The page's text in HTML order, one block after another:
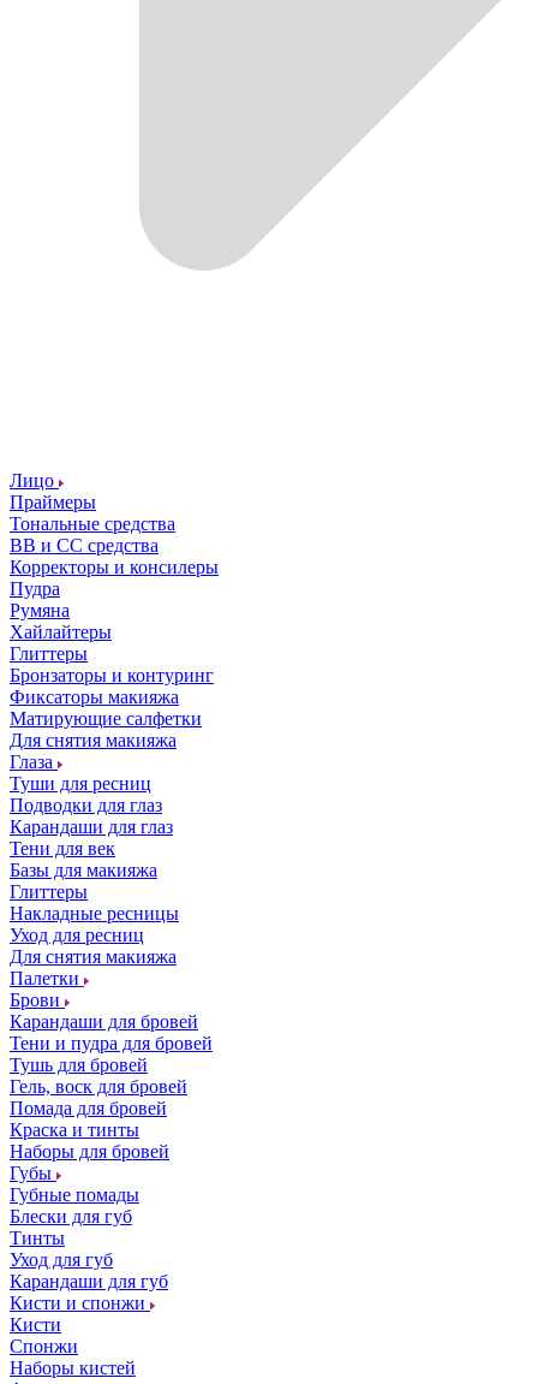
Лицо
Праймеры
Тональные средства
ВВ и СС средства
Корректоры и консилеры
Пудра
Румяна
Хайлайтеры
Глиттеры
Бронзаторы и контуринг
Фиксаторы макияжа
Матирующие салфетки
Для снятия макияжа
Глаза
Туши для ресниц
Подводки для глаз
Карандаши для глаз
Тени для век
Базы для макияжа
Глиттеры
Накладные ресницы
Уход для ресниц
Для снятия макияжа
Палетки
Брови
Карандаши для бровей
Тени и пудра для бровей
Тушь для бровей
Гель, воск для бровей
Помада для бровей
Краска и тинты
Наборы для бровей
Губы
Губные помады
Блески для губ
Тинты
Уход для губ
Карандаши для губ
Кисти и спонжи
Кисти
Спонжи
Наборы кистей